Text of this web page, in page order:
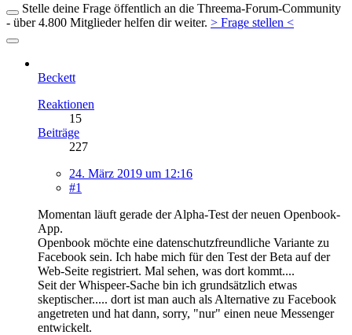
Stelle deine Frage öffentlich an die Threema-Forum-Community
- über 4.800 Mitglieder helfen dir weiter. > Frage stellen <
Beckett
Reaktionen
15
Beiträge
227
24. März 2019 um 12:16
#1
Momentan läuft gerade der Alpha-Test der neuen Openbook-
App.
Openbook möchte eine datenschutzfreundliche Variante zu
Facebook sein. Ich habe mich für den Test der Beta auf der
Web-Seite registriert. Mal sehen, was dort kommt....
Seit der Whispeer-Sache bin ich grundsätzlich etwas
skeptischer..... dort ist man auch als Alternative zu Facebook
angetreten und hat dann, sorry, "nur" einen neue Messenger
entwickelt.